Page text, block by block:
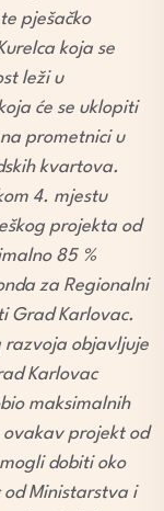
pješačko
koja se
leži u
će se uklopiti
prometnici u
kvartova.
4. mjestu
projekta od
85 %
za Regionalni
Grad Karlovac.
razvoja objavljuje
Karlovac
maksimalnih
projekt od
dobiti oko
Ministarstva i